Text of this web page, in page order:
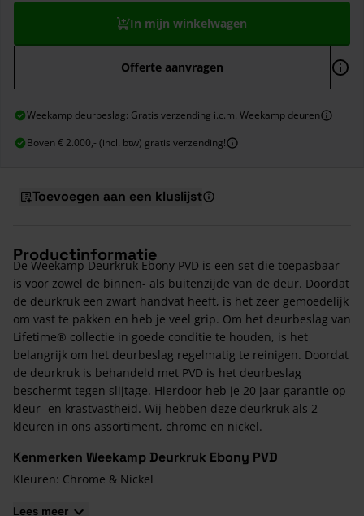
In mijn winkelwagen
Offerte aanvragen
Weekamp deurbeslag: Gratis verzending i.c.m. Weekamp deuren
Boven € 2.000,- (incl. btw) gratis verzending!
Toevoegen aan een kluslijst
Productinformatie
De Weekamp Deurkruk Ebony PVD is een set die toepasbaar
is voor zowel de binnen- als buitenzijde van de deur. Doordat
de deurkruk een zwart handvat heeft, is het zeer gemoedelijk
om vast te pakken en heb je veel grip. Om het deurbeslag van
Lifetime® collectie in goede conditie te houden, is het
belangrijk om het deurbeslag regelmatig te reinigen. Doordat
de deurkruk is behandeld met PVD is het deurbeslag
beschermt tegen slijtage. Hierdoor heb je 20 jaar garantie op
kleur- en krastvastheid. Wij hebben deze deurkruk als 2
kleuren in ons assortiment, chrome en nickel.
Kenmerken Weekamp Deurkruk Ebony PVD
Kleuren: Chrome & Nickel
Lees meer